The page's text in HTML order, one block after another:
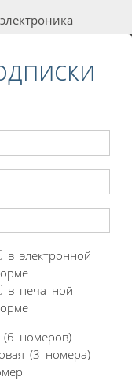
в электронной
в печатной
(6 номеров)
(3 номера)